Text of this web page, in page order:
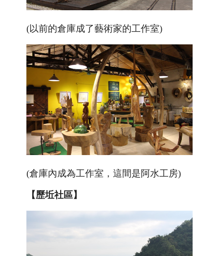
(以前的倉庫成了藝術家的工作室)
(倉庫內成為工作室，這間是阿水工房)
【歷坵社區】